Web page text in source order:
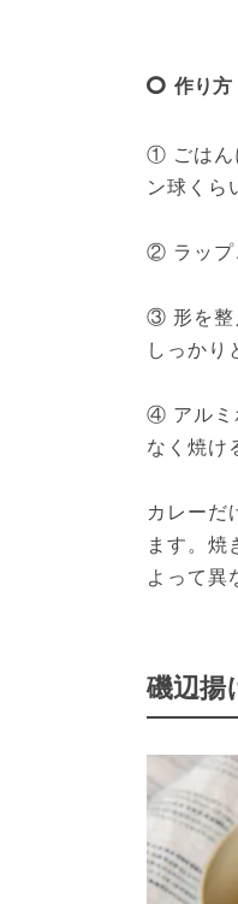
作り方
① ごはん
ン球くら
② ラップ
③ 形を整
しっかり
④ アルミ
なく焼け
カレーだ
ます。焼
よって異
磯辺揚